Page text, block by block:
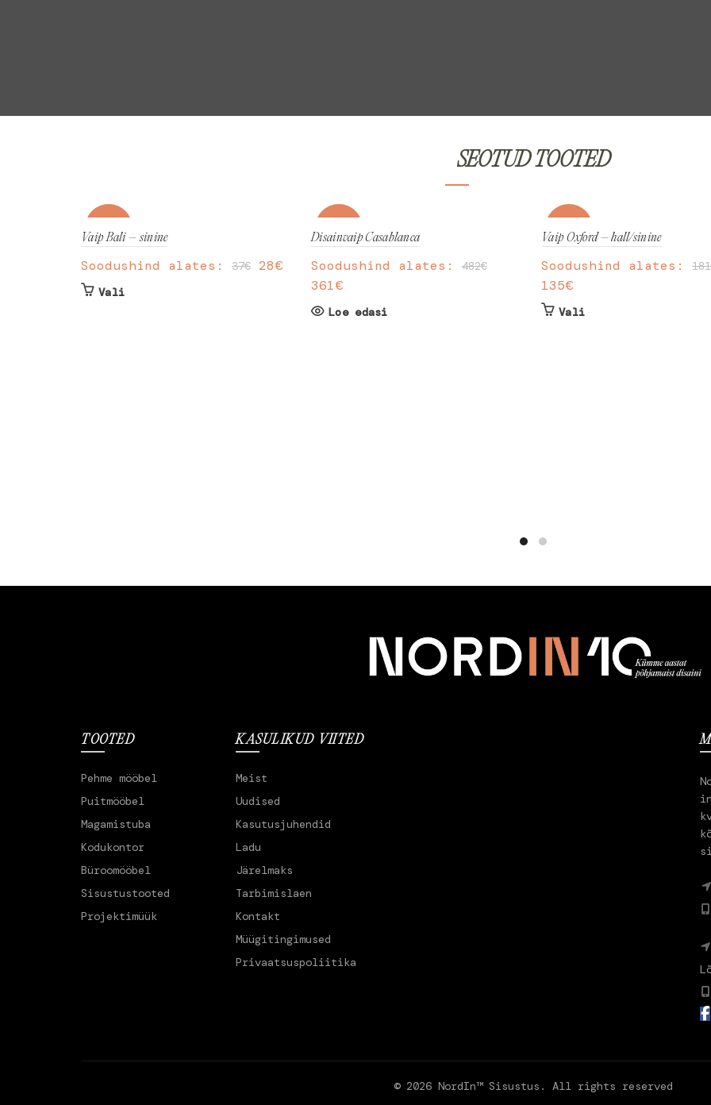
SEOTUD TOOTED
-25%
Vaip Bali – sinine
Soodushind alates: 37€ 28€
ValiSellel
-25%
Disainvaip Casablanca
Soodushind alates: 482€
361€
Loe edasi
-25%
Vaip Oxford – hall/sinine
Soodushind alates: 181
135€
ValiSellel
TOOTED
Pehme mööbel
Puitmööbel
Magamistuba
Kodukontor
Büroomööbel
Sisustustooted
Projektimüük
KASULIKUD VIITED
Meist
Uudised
Kasutusjuhendid
Ladu
Järelmaks
Tarbimislaen
Kontakt
Müügitingimused
Privaatsuspoliitika
© 2026 NordIn™ Sisustus . All rights reserved